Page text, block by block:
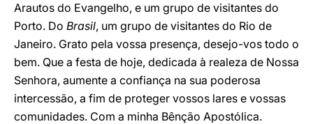
Arautos do Evangelho, e um grupo de visitantes do
Porto. Do Brasil, um grupo de visitantes do Rio de
Janeiro. Grato pela vossa presença, desejo-vos todo o
bem. Que a festa de hoje, dedicada à realeza de Nossa
Senhora, aumente a confiança na sua poderosa
intercessão, a fim de proteger vossos lares e vossas
comunidades. Com a minha Bênção Apostólica.